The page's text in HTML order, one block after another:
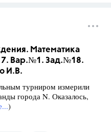
Математика
Вар.№1. Зад.№18.
И.В.
турниром измерили
города N. Оказалось,
)